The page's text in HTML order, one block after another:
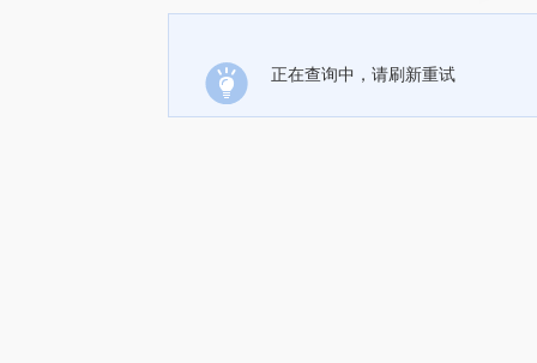
正在查询中，请刷新重试